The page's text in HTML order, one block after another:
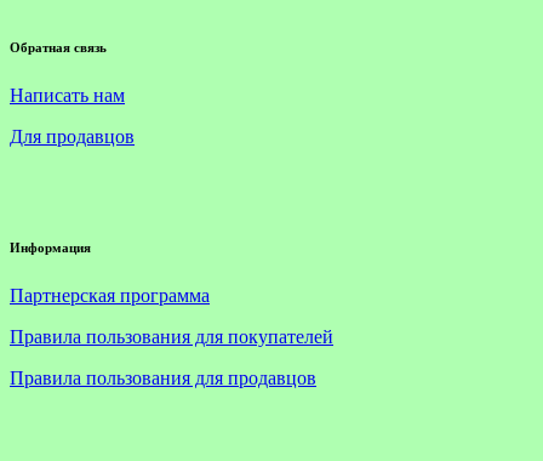
Обратная связь
Написать нам
Для продавцов
Информация
Партнерская программа
Правила пользования для покупателей
Правила пользования для продавцов